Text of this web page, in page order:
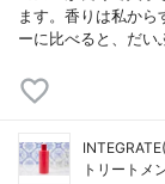
ます。香りは私か
ーに比べると、だ
トリートメ